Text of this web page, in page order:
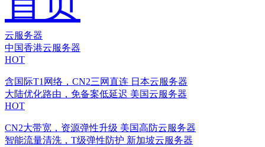
云服务器
中国香港云服务器
HOT
含国际T1网络，CN2三网直连 日本云服务器
大陆优化路由，免备案低延迟 美国云服务器
HOT
CN2大带宽，资源弹性升级 美国高防云服务器
智能流量清洗，T级弹性防护 新加坡云服务器